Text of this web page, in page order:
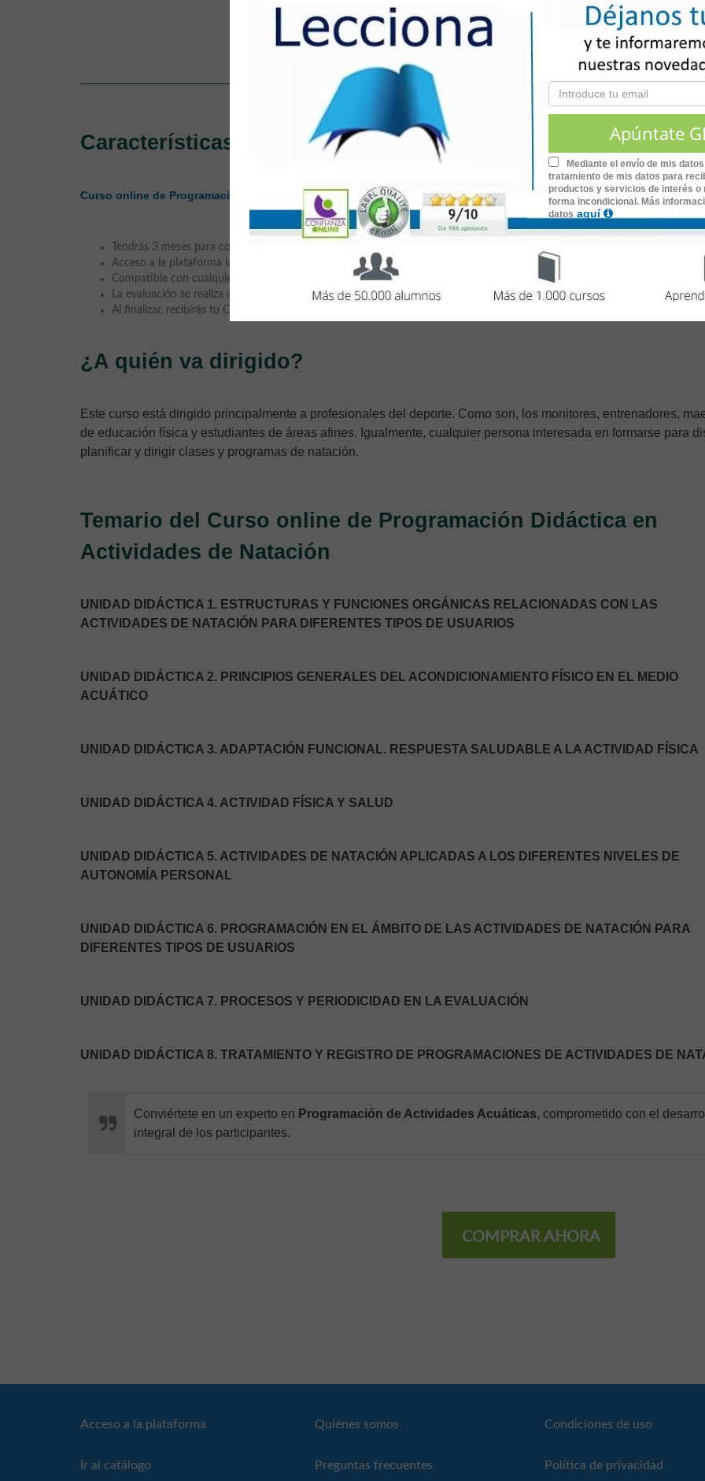
Metodología Didáctica en Actividades Físicas Deportivas
Características
Curso online de Programación Didáctica en Actividades de Natación,de90 horas de duración.
Tendrás 3 meses para completar el curso.
Acceso a la plataforma las 24 horas del día, los 7 días de la semana.
Compatible con cualquier sistema operativo y dispositivo móvil.
La evaluación se realiza a través de exámenes tipo test.
Al finalizar, recibirás tu Certificación Acreditativa verificable en:
¿A quién va dirigido?
Este curso está dirigido principalmente a profesionales del deporte. Como son, los monitores, entrenadores,
de educación física y estudiantes de áreas afines. Igualmente, cualquier persona interesada en formarse para
planificar y dirigir clases y programas de natación.
Temario del Curso online de Programación Didáctica en
Actividades de Natación
UNIDAD DIDÁCTICA 1. ESTRUCTURAS Y FUNCIONES ORGÁNICAS RELACIONADAS CON LAS
ACTIVIDADES DE NATACIÓN PARA DIFERENTES TIPOS DE USUARIOS
UNIDAD DIDÁCTICA 2. PRINCIPIOS GENERALES DEL ACONDICIONAMIENTO FÍSICO EN EL MEDIO
ACUÁTICO
UNIDAD DIDÁCTICA 3. ADAPTACIÓN FUNCIONAL. RESPUESTA SALUDABLE A LA ACTIVIDAD FÍSICA
UNIDAD DIDÁCTICA 4. ACTIVIDAD FÍSICA Y SALUD
UNIDAD DIDÁCTICA 5. ACTIVIDADES DE NATACIÓN APLICADAS A LOS DIFERENTES NIVELES DE
AUTONOMÍA PERSONAL
UNIDAD DIDÁCTICA 6. PROGRAMACIÓN EN EL ÁMBITO DE LAS ACTIVIDADES DE NATACIÓN PARA
DIFERENTES TIPOS DE USUARIOS
UNIDAD DIDÁCTICA 7. PROCESOS Y PERIODICIDAD EN LA EVALUACIÓN
UNIDAD DIDÁCTICA 8. TRATAMIENTO Y REGISTRO DE PROGRAMACIONES DE ACTIVIDADES DE
Conviértete en un experto en Programación de Actividades Acuáticas, comprometido con el
integral de los participantes.
COMPRAR AHORA
Acceso a la plataforma
Ir al catálogo
Quiénes somos
Preguntas frecuentes
Condiciones de uso
Política de privacidad
Mediante el envío de mis
tratamiento de mis datos para
productos y servicios de interés o
forma incondicional. Más
datos aquí